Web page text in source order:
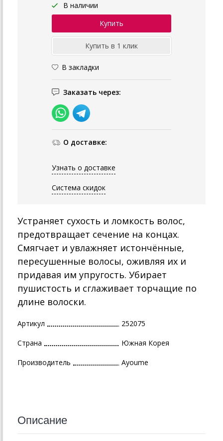
В наличии
В закладки
Заказать через:
О доставке:
Узнать о доставке
Система скидок
Устраняет сухость и ломкость волос,
предотвращает сечение на концах.
Смягчает и увлажняет истончённые,
пересушенные волосы, оживляя их и
придавая им упругость. Убирает
пушистость и сглаживает торчащие по
длине волоски.
Артикул 252075
Страна Южная Корея
Производитель Ayoume
Описание